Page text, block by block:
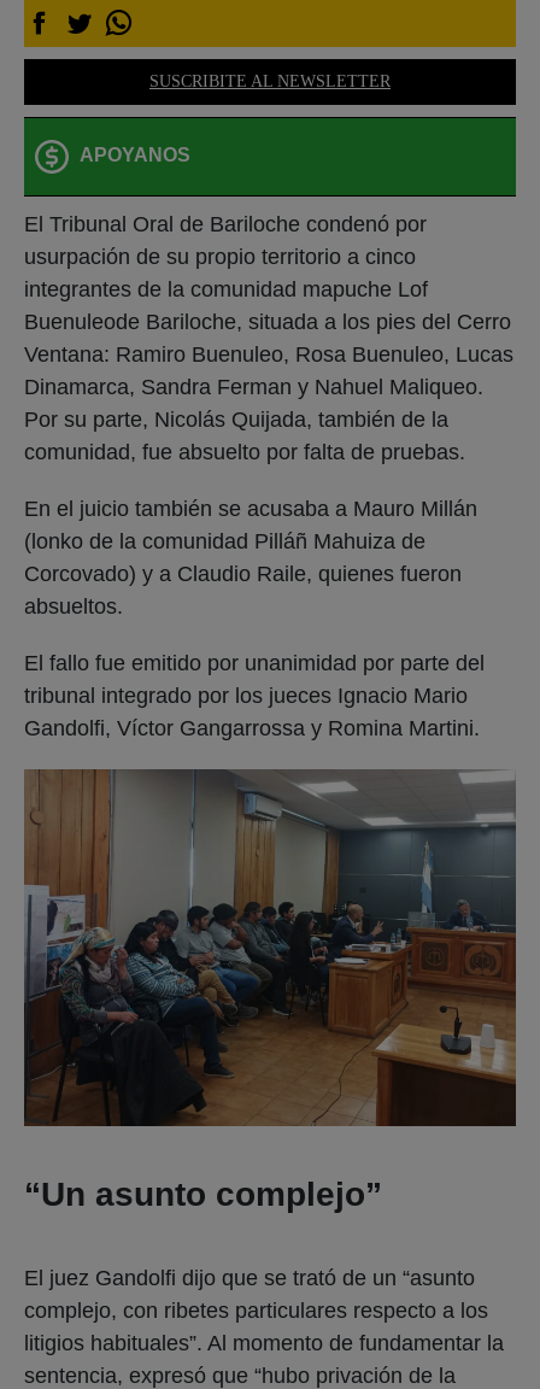
SUSCRIBITE AL NEWSLETTER
APOYANOS
El Tribunal Oral de Bariloche condenó por
usurpación de su propio territorio a cinco
integrantes de la comunidad mapuche Lof
Buenuleode Bariloche, situada a los pies del Cerro
Ventana: Ramiro Buenuleo, Rosa Buenuleo, Lucas
Dinamarca, Sandra Ferman y Nahuel Maliqueo.
Por su parte, Nicolás Quijada, también de la
comunidad, fue absuelto por falta de pruebas.
En el juicio también se acusaba a Mauro Millán
(lonko de la comunidad Pilláñ Mahuiza de
Corcovado) y a Claudio Raile, quienes fueron
absueltos.
El fallo fue emitido por unanimidad por parte del
tribunal integrado por los jueces Ignacio Mario
Gandolfi, Víctor Gangarrossa y Romina Martini.
“Un asunto complejo”
El juez Gandolfi dijo que se trató de un “asunto
complejo, con ribetes particulares respecto a los
litigios habituales”. Al momento de fundamentar la
sentencia, expresó que “hubo privación de la